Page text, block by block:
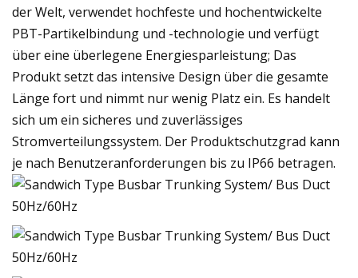
der Welt, verwendet hochfeste und hochentwickelte
PBT-Partikelbindung und -technologie und verfügt
über eine überlegene Energiesparleistung; Das
Produkt setzt das intensive Design über die gesamte
Länge fort und nimmt nur wenig Platz ein. Es handelt
sich um ein sicheres und zuverlässiges
Stromverteilungssystem. Der Produktschutzgrad kann
je nach Benutzeranforderungen bis zu IP66 betragen.